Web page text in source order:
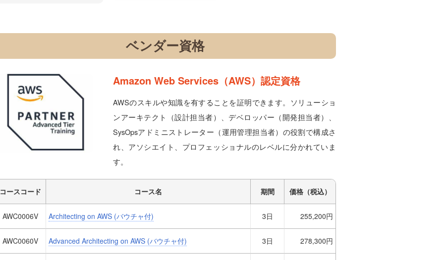
ベンダー資格
Amazon Web Services（AWS）認定資格
AWSのスキルや知識を有することを証明できます。ソリューショ
ンアーキテクト（設計担当者）、デベロッパー（開発担当者）、
SysOpsアドミニストレーター（運用管理担当者）の役割で構成さ
れ、アソシエイト、プロフェッショナルのレベルに分かれていま
す。
コースコード コース名 期間 価格（税込）
AWC0006V Architecting on AWS (バウチャ付) 3日 255,200円
AWC0060V Advanced Architecting on AWS (バウチャ付) 3日 278,300円